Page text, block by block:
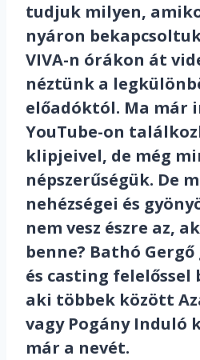
tudjuk milyen,
nyáron
VIVA-n órákon át
néztünk a
előadóktól. Ma már
YouTube-on
klipjeivel, de még
népszerűségük. De
nehézségei és
nem vesz észre az,
benne? Bathó
és casting felelőssel
aki többek között
vagy Pogány Induló
már a nevét.